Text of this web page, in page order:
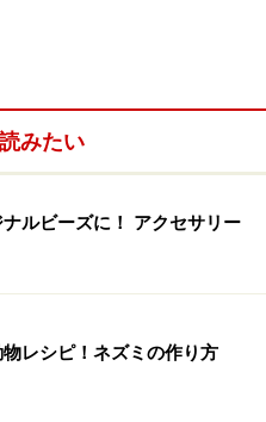
みたい
ルビーズに！ アクセサリー
レシピ！ネズミの作り方